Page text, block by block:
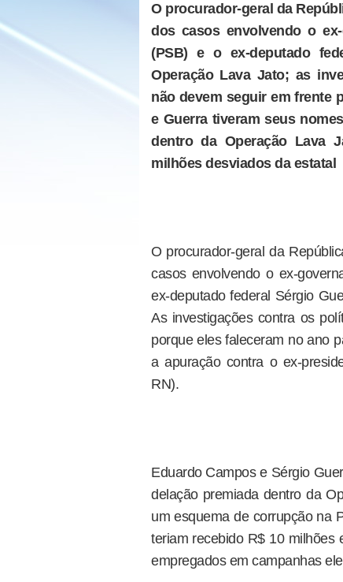
O procurador-geral da
dos casos envolvendo o
(PSB) e o ex-deputado
Operação Lava Jato; as
não devem seguir em frente
e Guerra tiveram seus
dentro da Operação Lava
milhões desviados da estatal
O procurador-geral da
casos envolvendo o ex-
ex-deputado federal Sérgio
As investigações contra os
porque eles faleceram no ano
a apuração contra o ex-
RN).
Eduardo Campos e Sérgio
delação premiada dentro da
um esquema de corrupção na
teriam recebido R$ 10 milhões
empregados em campanhas